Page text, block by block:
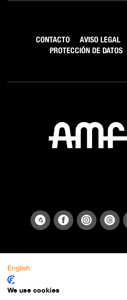
CONTACTO AVISO LEGAL
PROTECCIÓN DE DATOS
English
We use cookies